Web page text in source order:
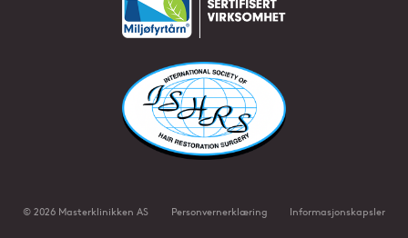
©2026 Masterklinikken AS Personvernerklæring Informasjonskapsler